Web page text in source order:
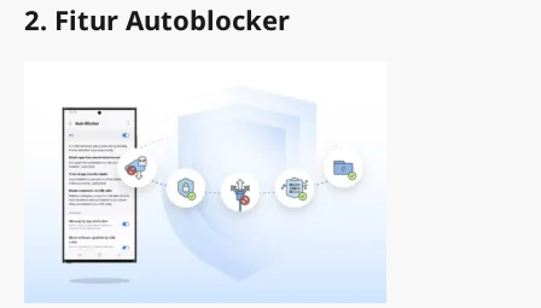
2. Fitur Autoblocker